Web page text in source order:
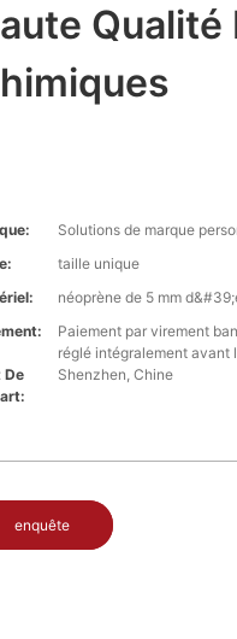
Solutions de marque
taille unique
néoprène de 5 mm
Paiement par virement
réglé intégralement avant
De
Shenzhen, Chine
enquête